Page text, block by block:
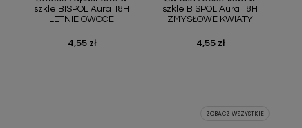
szkle BISPOL Aura 18H
LETNIE OWOCE
Cena
4,55 zł
szkle BISPOL Aura 18H
ZMYSŁOWE KWIATY
Cena
4,55 zł
ZOBACZ WSZYSTKIE